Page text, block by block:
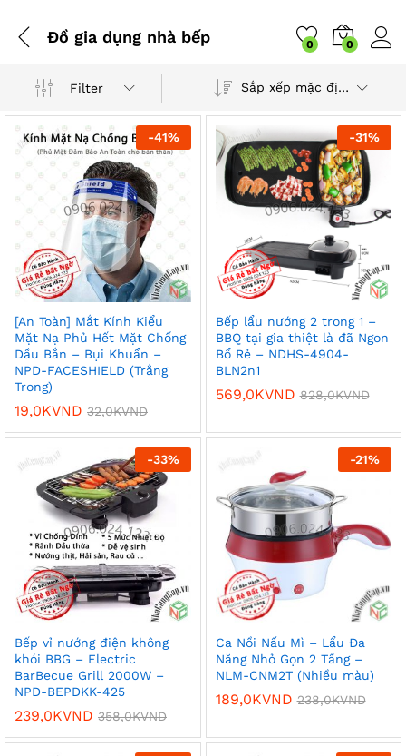
Đồ gia dụng nhà bếp 0 0
Filter Sắp xếp mặc định
-41%
[An Toàn] Mắt Kính Kiểu
Mặt Nạ Phủ Hết Mặt Chống
Dầu Bắn – Bụi Khuẩn –
NPD-FACESHIELD (Trắng
Trong)
19,0KVND 32,0KVND
-31%
Bếp lẩu nướng 2 trong 1 –
BBQ tại gia thiệt là đã Ngon
Bổ Rẻ – NDHS-4904-
BLN2n1
569,0KVND 828,0KVND
-33%
Bếp vỉ nướng điện không
khói BBG – Electric
BarBecue Grill 2000W –
NPD-BEPDKK-425
239,0KVND 358,0KVND
-21%
Ca Nồi Nấu Mì – Lẩu Đa
Năng Nhỏ Gọn 2 Tầng –
NLM-CNM2T (Nhiều màu)
189,0KVND 238,0KVND